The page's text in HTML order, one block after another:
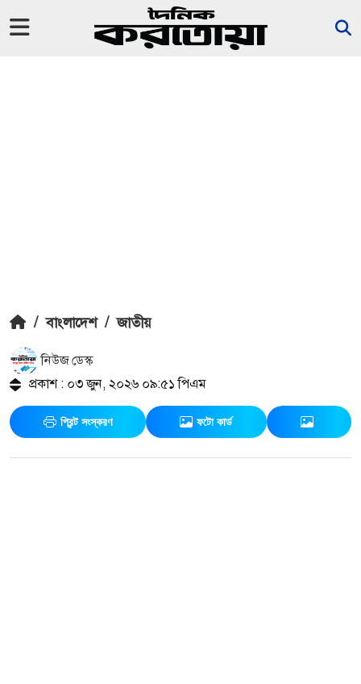
/ বাংলাদেশ / জাতীয়
নিউজ ডেস্ক
প্রকাশ : ০৩ জুন, ২০২৬ ০৯:৫১ পিএম
প্রিন্ট সংস্করণ ফটো কার্ড